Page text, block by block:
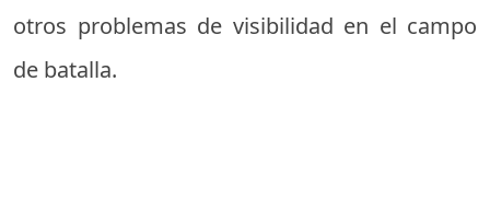
otros problemas de visibilidad en el campo
de batalla.